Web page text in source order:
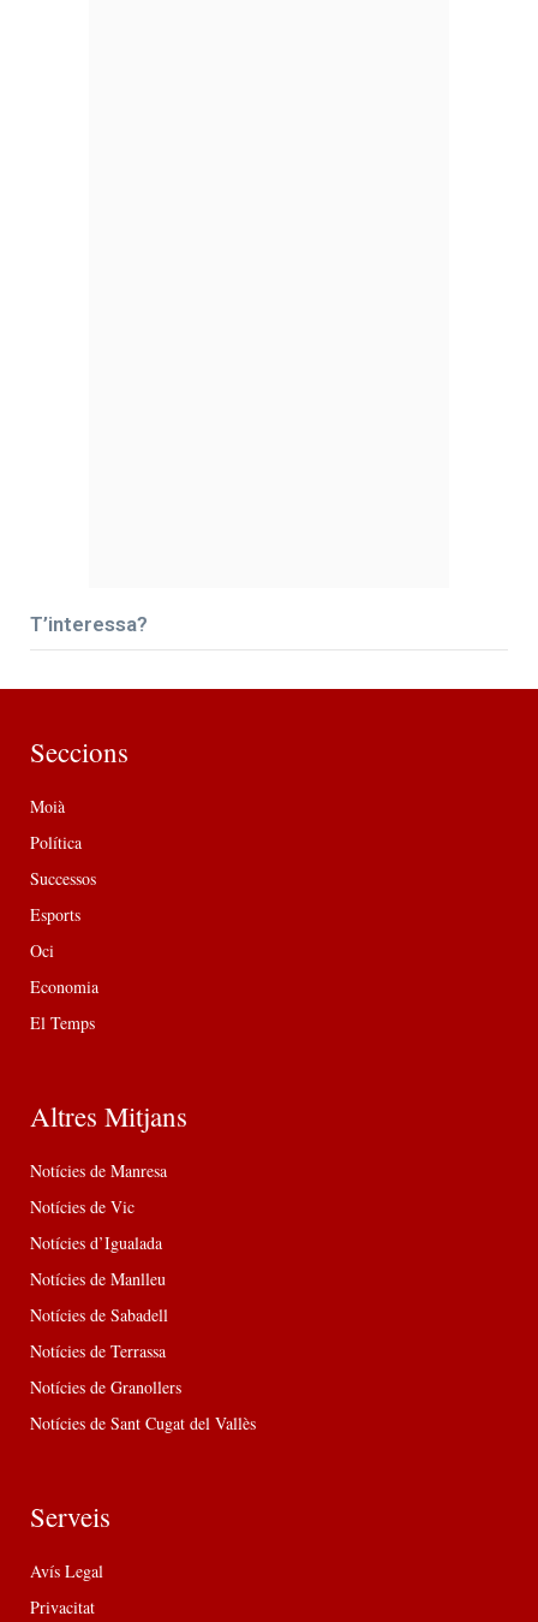
T’interessa?
Seccions
Moià
Política
Successos
Esports
Oci
Economia
El Temps
Altres Mitjans
Notícies de Manresa
Notícies de Vic
Notícies d’Igualada
Notícies de Manlleu
Notícies de Sabadell
Notícies de Terrassa
Notícies de Granollers
Notícies de Sant Cugat del Vallès
Serveis
Avís Legal
Privacitat